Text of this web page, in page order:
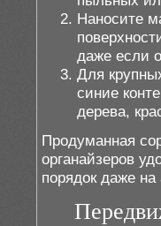
Наносите
даже если
Для
синие
дерева,
Продуманная
органайзеров
порядок даже